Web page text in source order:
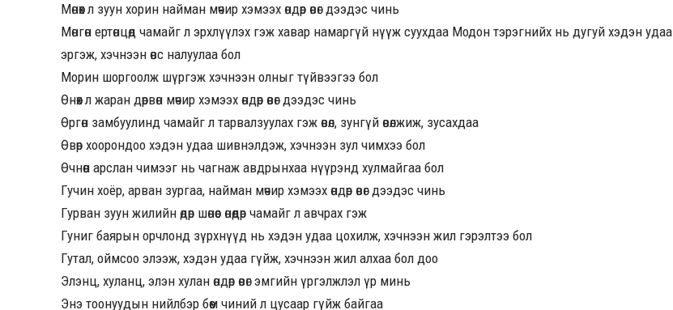
Мөнөөх л зуун хорин найман мөчир хэмээх өндөр өвөг дээдэс чинь
Мөнгөн ертөнцөд чамайг л эрхлүүлэх гэж хавар намаргүй нүүж суухдаа Модон тэрэгнийх нь дугуй хэдэн удаа
эргэж, хэчнээн өвс налуулаа бол
Морин шоргоолж шүргэж хэчнээн олныг түйвээгээ бол
Өнөөх л жаран дөрвөн мөчир хэмээх өндөр өвөг дээдэс чинь
Өргөн замбуулинд чамайг л тарвалзуулах гэж өвөл, зунгүй өвөлжиж, зусахдаа
Өвөр хоорондоо хэдэн удаа шивнэлдэж, хэчнээн зул чимхээ бол
Өчнөөн арслан чимээг нь чагнаж авдрынхаа нүүрэнд хулмайгаа бол
Гучин хоёр, арван зургаа, найман мөчир хэмээх өндөр өвөг дээдэс чинь
Гурван зуун жилийн өдөр шөнөөс өнөөдөр чамайг л авчрах гэж
Гуниг баярын орчлонд зүрхнүүд нь хэдэн удаа цохилж, хэчнээн жил гэрэлтээ бол
Гутал, оймсоо элээж, хэдэн удаа гүйж, хэчнээн жил алхаа бол доо
Элэнц, хуланц, элэн хулан өндөр өвөг эмгийн үргэлжлэл үр минь
Энэ тоонуудын нийлбэр бөөм чиний л цусаар гүйж байгаа